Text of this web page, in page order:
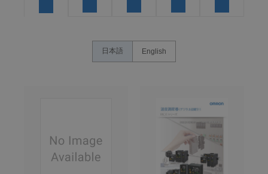
日本語 English